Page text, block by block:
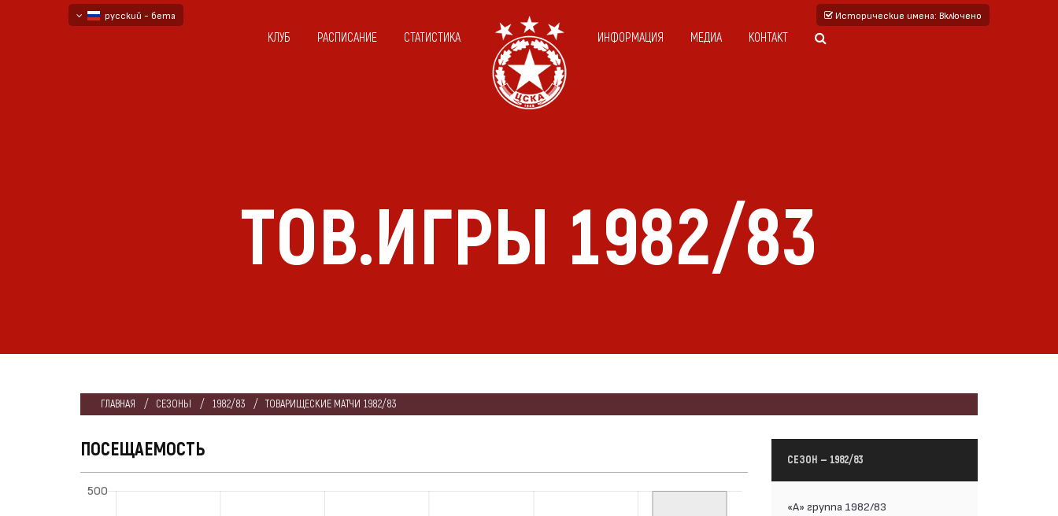
русский - бета
Исторические имена: Включено
КЛУБ РАСПИСАНИЕ СТАТИСТИКА ИНФОРМАЦИЯ МЕДИА КОНТАКТ
ТОВ.ИГРЫ 1982/83
ГЛАВНАЯ СЕЗОНЫ 1982/83 ТОВАРИЩЕСКИЕ МАТЧИ 1982/83
ПОСЕЩАЕМОСТЬ СЕЗОН — 1982/83
«А» группа 1982/83